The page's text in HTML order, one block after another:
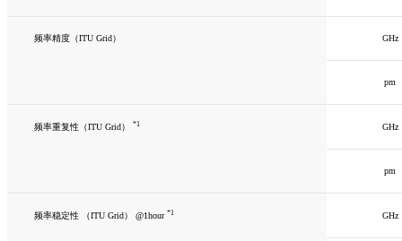
频率精度（ITU Grid） GHz
pm
频率重复性（ITU Grid） *1 GHz
pm
频率稳定性 （ITU Grid） @1hour *1 GHz